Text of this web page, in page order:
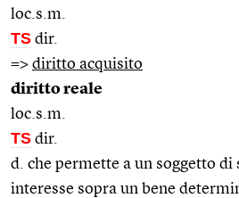
loc.s.m.
TS dir.
=> diritto acquisito
diritto reale
loc.s.m.
TS dir.
d. che permette a un soggetto
interesse sopra un bene